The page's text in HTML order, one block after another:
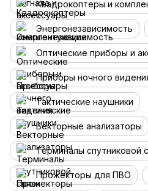
Квадрокоптеры и
Энергонезависимость
Оптические приборы и
Приборы ночного
Тактические наушники
Векторные анализаторы
Терминалы спутниковой
Прожекторы для ПВО